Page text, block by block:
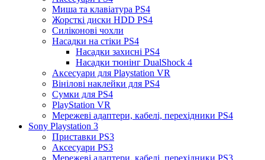
Миша та клавіатура PS4
Жорсткі диски HDD PS4
Силіконові чохли
Насадки на стіки PS4
Насадки захисні PS4
Насадки тюнінг DualShock 4
Аксесуари для Playstation VR
Вінілові наклейки для PS4
Сумки для PS4
PlayStation VR
Мережеві адаптери, кабелі, перехідники PS4
Sony Playstation 3
Приставки PS3
Аксесуари PS3
Мережеві адаптери, кабелі, перехідники PS3